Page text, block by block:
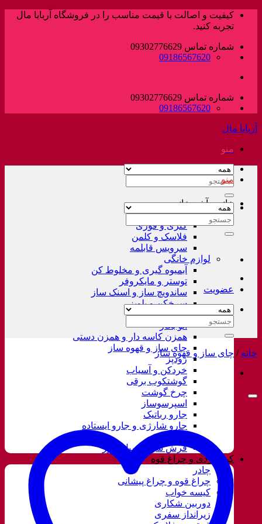
پرش
کیفیت و اصالت با قیمت مناسب را در فروشگاه آربابا مال
تجربه کنید.
شماره تماس 09302776629
09186567620
شماره تماس 09302776629
09186567620
آربابا مال
منو
جستجو
خانه و آشپزخانه
لوازم خانگی غیر برقی
کتری و قوری
فلاسک و کلمن
سرویس قابلمه
لوازم خانگی
آبمیوه گیری و مخلوط کن
توستر و مایکروفر
ساندویچ ساز و اسنک ساز
سرخکن و پلوپز
غذاساز
اتو بخار
همزن کاسه دار و همزن دستی
چای ساز و قهوه ساز
زودپز
خردکن و آسیاب
گوشتکوب برقی
چرخ گوشت
اسپرسوساز
جارو رباتیک
جارو شارژی و جارو ایستاده
جارو برقی
فرش شور و مبل شور
کوهنوردی و چراغ قوه
چادر
چراغ قوه و چراغ پیشانی
کیسه خواب
دوربین شکاری
زیرانداز سفری
منو
جستجو
عضویت
جستجو
خانه / چای ساز و قهوه ساز